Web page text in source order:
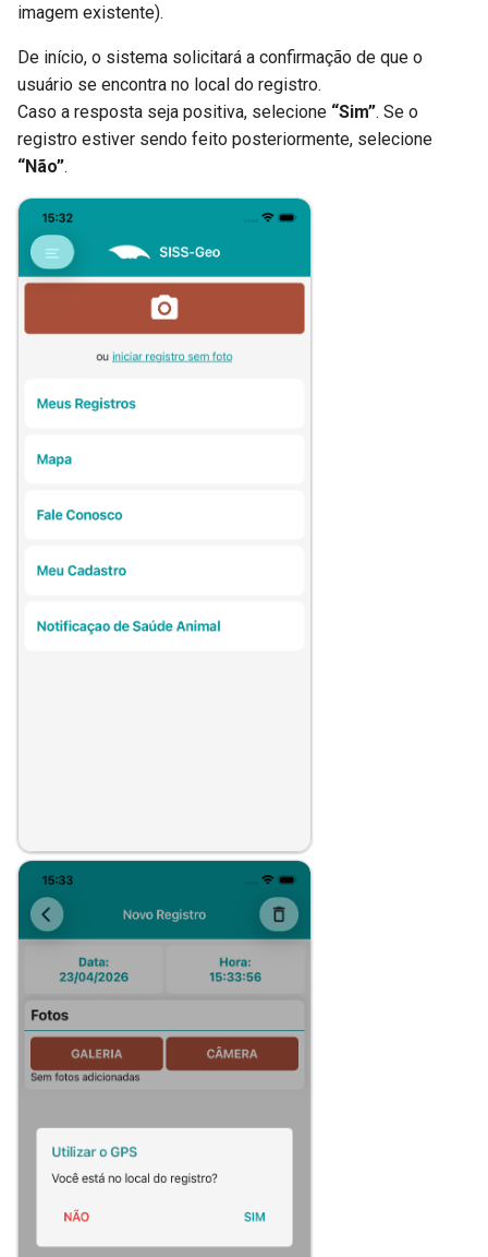
imagem existente).
De início, o sistema solicitará a confirmação de que o
usuário se encontra no local do registro.
Caso a resposta seja positiva, selecione “Sim”. Se o
registro estiver sendo feito posteriormente, selecione
“Não”.